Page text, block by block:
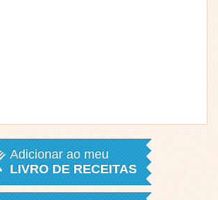
Adicionar ao meu
LIVRO DE RECEITAS